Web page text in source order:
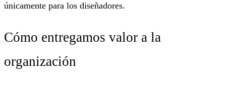
únicamente para los diseñadores.
Cómo entregamos valor a la
organización